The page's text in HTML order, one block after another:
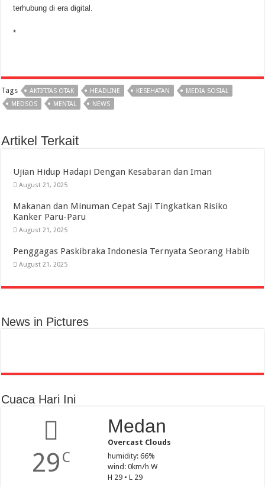
terhubung di era digital.
*
Tags AKTIFITAS OTAK HEADLINE KESEHATAN
MEDIA SOSIAL
MEDSOS
MENTAL NEWS
Artikel Terkait
Ujian Hidup Hadapi Dengan Kesabaran dan Iman
August 21, 2025
Makanan dan Minuman Cepat Saji Tingkatkan Risiko
Kanker Paru-Paru
August 21, 2025
Penggagas Paskibraka Indonesia Ternyata Seorang Habib
August 21, 2025
News in Pictures
Cuaca Hari Ini
29 C
Medan
Overcast Clouds
humidity: 66%
wind: 0km/h W
H 29 • L 29